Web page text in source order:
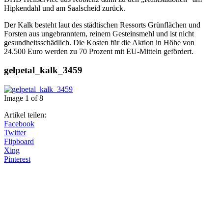
Hipkendahl und am Saalscheid zurück.
Der Kalk besteht laut des städtischen Ressorts Grünflächen und
Forsten aus ungebranntem, reinem Gesteinsmehl und ist nicht
gesundheitsschädlich. Die Kosten für die Aktion in Höhe von
24.500 Euro werden zu 70 Prozent mit EU-Mitteln gefördert.
gelpetal_kalk_3459
Image 1 of 8
Artikel teilen:
Facebook
Twitter
Flipboard
Xing
Pinterest